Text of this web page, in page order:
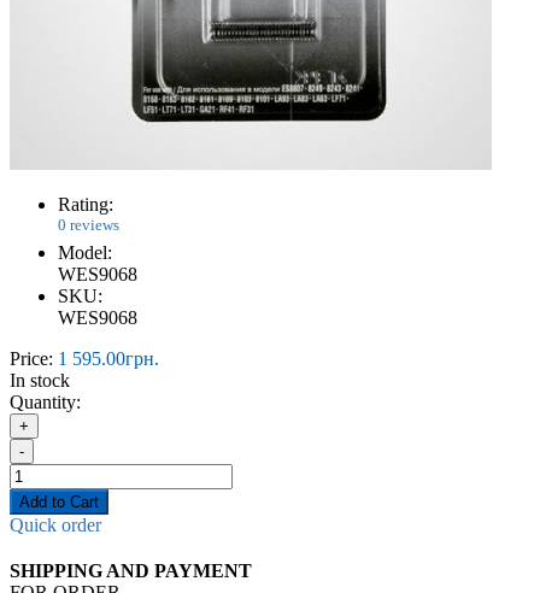
Rating:
0 reviews
Model:
WES9068
SKU:
WES9068
Price: 1 595.00грн.
In stock
Quantity:
+
-
Add to Cart
Quick order
SHIPPING AND PAYMENT